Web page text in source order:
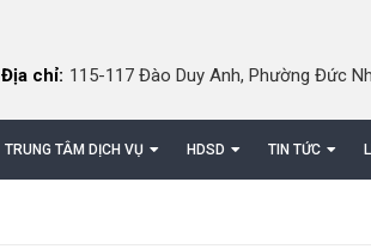
Địa chỉ: 115-117 Đào Duy Anh, Phường Đức
TRUNG TÂM DỊCH VỤ HDSD TIN TỨC